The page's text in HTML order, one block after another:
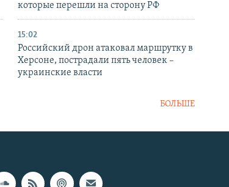
которые перешли на сторону РФ
15:02
Российский дрон атаковал маршрутку в
Херсоне, пострадали пять человек –
украинские власти
БОЛЬШЕ